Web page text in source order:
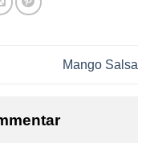
Mango Salsa